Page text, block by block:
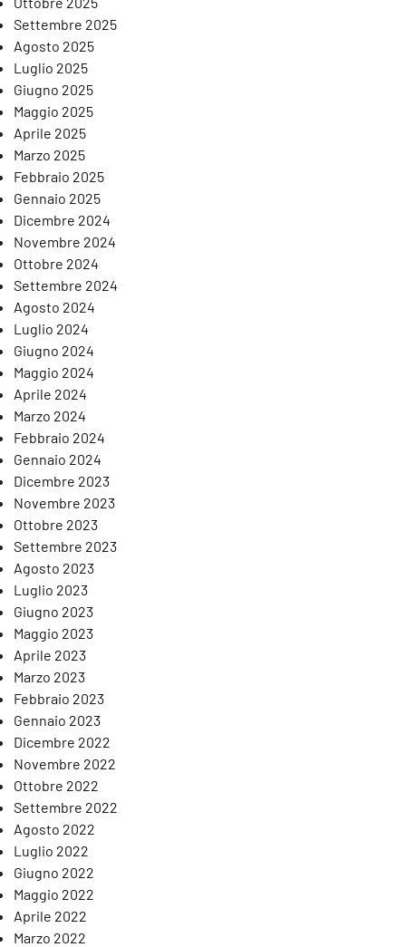
Settembre 2025
Agosto 2025
Luglio 2025
Giugno 2025
Maggio 2025
Aprile 2025
Marzo 2025
Febbraio 2025
Gennaio 2025
Dicembre 2024
Novembre 2024
Ottobre 2024
Settembre 2024
Agosto 2024
Luglio 2024
Giugno 2024
Maggio 2024
Aprile 2024
Marzo 2024
Febbraio 2024
Gennaio 2024
Dicembre 2023
Novembre 2023
Ottobre 2023
Settembre 2023
Agosto 2023
Luglio 2023
Giugno 2023
Maggio 2023
Aprile 2023
Marzo 2023
Febbraio 2023
Gennaio 2023
Dicembre 2022
Novembre 2022
Ottobre 2022
Settembre 2022
Agosto 2022
Luglio 2022
Giugno 2022
Maggio 2022
Aprile 2022
Marzo 2022